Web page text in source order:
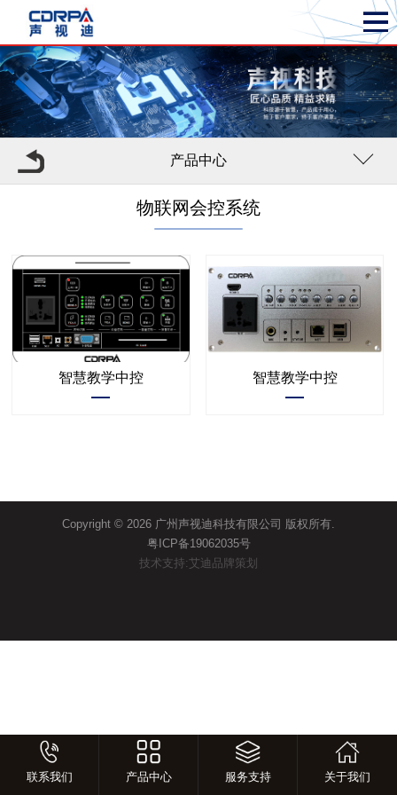
产品中心
物联网会控系统
智慧教学中控 智慧教学中控
Copyright © 2026 广州声视迪科技有限公司 版权所有.
粤ICP备19062035号
技术支持:艾迪品牌策划
联系我们 产品中心 服务支持 关于我们